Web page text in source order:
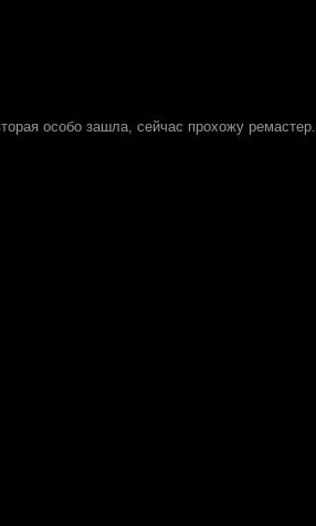
особо зашла, сейчас прохожу ремастер.